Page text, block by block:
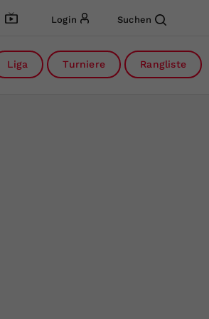
Login Suchen
Liga Turniere Rangliste